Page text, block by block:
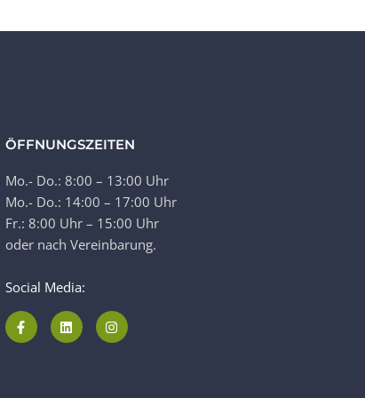
ÖFFNUNGSZEITEN
Mo.- Do.: 8:00 – 13:00 Uhr
Mo.- Do.: 14:00 – 17:00 Uhr
Fr.: 8:00 Uhr – 15:00 Uhr
oder nach Vereinbarung.
Social Media: